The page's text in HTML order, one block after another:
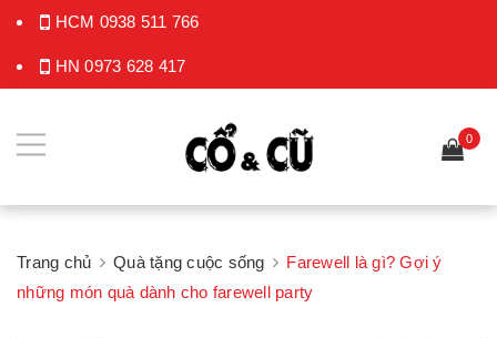
HCM 0938 511 766
HN0973 628 417
0
Trang chủ Quà tặng cuộc sống
Farewell là gì? Gợi ý
những món quà dành cho farewell party